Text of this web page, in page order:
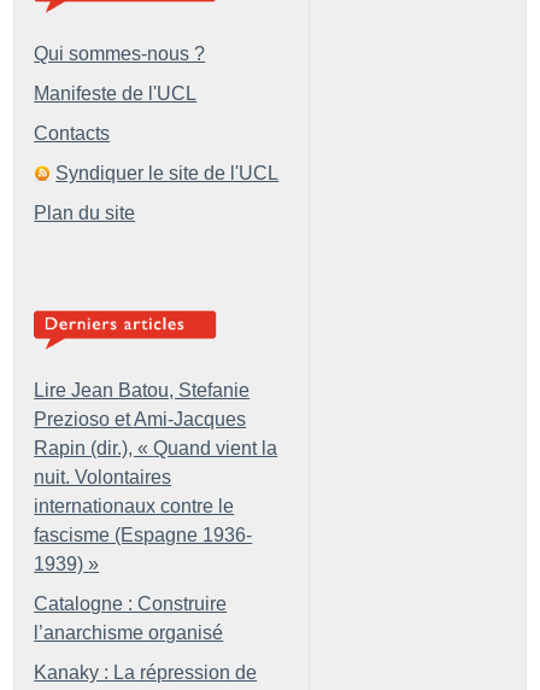
Qui sommes-nous ?
Manifeste de l'UCL
Contacts
Syndiquer le site de l'UCL
Plan du site
Lire Jean Batou, Stefanie
Prezioso et Ami-Jacques
Rapin (dir.), « Quand vient la
nuit. Volontaires
internationaux contre le
fascisme (Espagne 1936-
1939) »
Catalogne : Construire
l’anarchisme organisé
Kanaky : La répression de